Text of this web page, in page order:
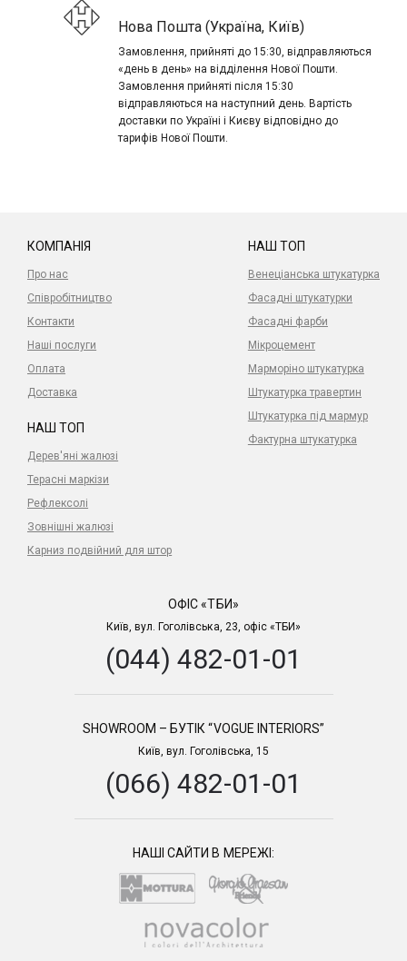
Нова Пошта (Україна, Київ)
Замовлення, прийняті до 15:30, відправляються
«день в день» на відділення Нової Пошти.
Замовлення прийняті після 15:30
відправляються на наступний день. Вартість
доставки по Україні і Києву відповідно до
тарифів Нової Пошти.
КОМПАНІЯ
Про нас
Співробітництво
Контакти
Наші послуги
Оплата
Доставка
НАШ ТОП
Венеціанська штукатурка
Фасадні штукатурки
Фасадні фарби
Мікроцемент
Марморіно штукатурка
Штукатурка травертин
Штукатурка під мармур
Фактурна штукатурка
НАШ ТОП
Дерев'яні жалюзі
Терасні маркізи
Рефлексолі
Зовнішні жалюзі
Карниз подвійний для штор
ОФІС «ТБИ»
Київ, вул. Гоголівська, 23, офіс «ТБИ»
(044) 482-01-01
SHOWROOM – БУТІК “VOGUE INTERIORS”
Київ, вул. Гоголівська, 15
(066) 482-01-01
НАШІ САЙТИ В МЕРЕЖІ: